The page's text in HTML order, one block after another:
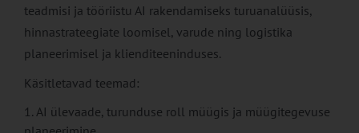
teadmisi ja tööriistu AI rakendamiseks turuanalüüsis,
hinnastrateegiate loomisel, varude ning logistika
planeerimisel ja klienditeeninduses.
Käsitletavad teemad:
AI ülevaade, turunduse roll müügis ja müügitegevuse